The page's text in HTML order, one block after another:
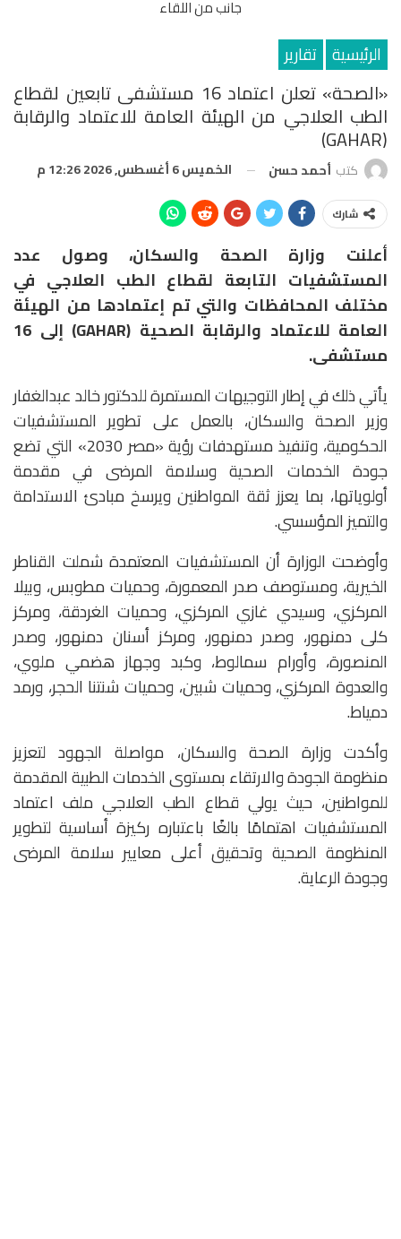
جانب من اللقاء
الرئيسية تقارير
«الصحة» تعلن اعتماد 16 مستشفى تابعين لقطاع
الطب العلاجي من الهيئة العامة للاعتماد والرقابة
(GAHAR)
كتب أحمد حسن الخميس 6 أغسطس, 2026 12:26 م
شارك
أعلنت وزارة الصحة والسكان، وصول عدد
المستشفيات التابعة لقطاع الطب العلاجي في
مختلف المحافظات والتي تم إعتمادها من الهيئة
العامة للاعتماد والرقابة الصحية (GAHAR) إلى 16
مستشفى.
يأتي ذلك في إطار التوجيهات المستمرة للدكتور خالد عبدالغفار
وزير الصحة والسكان، بالعمل على تطوير المستشفيات
الحكومية، وتنفيذ مستهدفات رؤية «مصر 2030» التي تضع
جودة الخدمات الصحية وسلامة المرضى في مقدمة
أولوياتها، بما يعزز ثقة المواطنين ويرسخ مبادئ الاستدامة
والتميز المؤسسي.
وأوضحت الوزارة أن المستشفيات المعتمدة شملت القناطر
الخيرية، ومستوصف صدر المعمورة، وحميات مطوبس، وبيلا
المركزي، وسيدي غازي المركزي، وحميات الغردقة، ومركز
كلى دمنهور، وصدر دمنهور، ومركز أسنان دمنهور، وصدر
المنصورة، وأورام سمالوط، وكبد وجهاز هضمي ملوي،
والعدوة المركزي، وحميات شبين، وحميات شنتنا الحجر، ورمد
دمياط.
وأكدت وزارة الصحة والسكان، مواصلة الجهود لتعزيز
منظومة الجودة والارتقاء بمستوى الخدمات الطبية المقدمة
للمواطنين، حيث يولي قطاع الطب العلاجي ملف اعتماد
المستشفيات اهتمامًا بالغًا باعتباره ركيزة أساسية لتطوير
المنظومة الصحية وتحقيق أعلى معايير سلامة المرضى
وجودة الرعاية.